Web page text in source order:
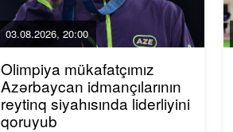
03.08.2026, 20:00
Olimpiya mükafatçımız
Azərbaycan idmançılarının
reytinq siyahısında liderliyini
qoruyub